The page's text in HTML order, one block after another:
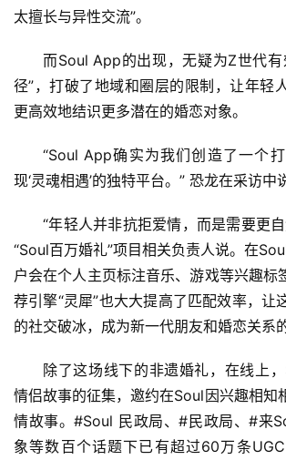
费
科
财
教
育
专
汽
车
·
登录 注册
太擅长与异性交流”。
而Soul App的出现，无疑为Z世代有
径”，打破了地域和圈层的限制，让年轻
更高效地结识更多潜在的婚恋对象。
“Soul App确实为我们创造了一个
现‘灵魂相遇’的独特平台。” 恐龙在采访中
“年轻人并非抗拒爱情，而是需要更
“Soul百万婚礼”项目相关负责人说。在
户会在个人主页标注音乐、游戏等兴趣标
荐引擎“灵犀”也大大提高了匹配效率，让
的社交破冰，成为新一代朋友和婚恋关系
除了这场线下的非遗婚礼，在线上
情侣故事的征集，邀约在Soul因兴趣相知
情故事。#Soul 民政局、#民政局、#来
象等数百个话题下已有超过60万条